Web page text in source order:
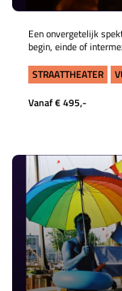
Een onvergetelijk
begin, einde of
STRAATTHEATER
Vanaf € 495,-